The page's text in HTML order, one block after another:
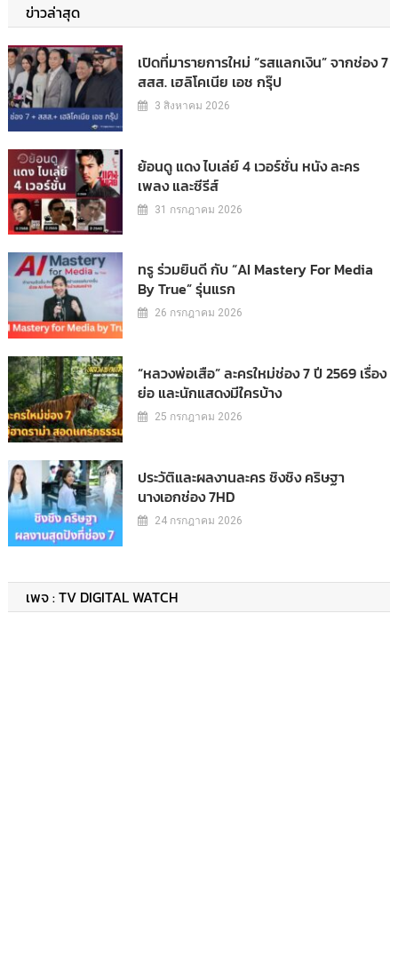
ข่าวล่าสุด
เปิดที่มารายการใหม่ “รสแลกเงิน” จากช่อง 7
สสส. เฮลิโคเนีย เอช กรุ๊ป
3 สิงหาคม 2026
ย้อนดู แดง ไบเล่ย์ 4 เวอร์ชั่น หนัง ละคร
เพลง และซีรีส์
31 กรกฎาคม 2026
ทรู ร่วมยินดี กับ “AI Mastery For Media
By True” รุ่นแรก
26 กรกฎาคม 2026
“หลวงพ่อเสือ” ละครใหม่ช่อง 7 ปี 2569 เรื่อง
ย่อ และนักแสดงมีใครบ้าง
25 กรกฎาคม 2026
ประวัติและผลงานละคร ชิงชิง คริษฐา
นางเอกช่อง 7HD
24 กรกฎาคม 2026
เพจ : TV DIGITAL WATCH